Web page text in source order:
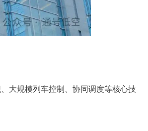
大规模列车控制、协同调度等核心技